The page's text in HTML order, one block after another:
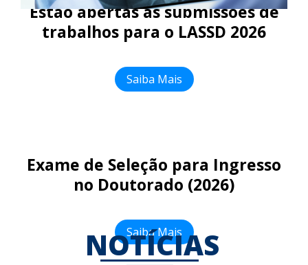
Estão abertas as submissões de
trabalhos para o LASSD 2026
Saiba Mais
Exame de Seleção para Ingresso
no Doutorado (2026)
Saiba Mais
NOTÍCIAS